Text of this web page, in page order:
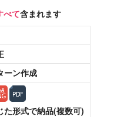
べて含まれます
ーン作成
た形式で納品(複数可)